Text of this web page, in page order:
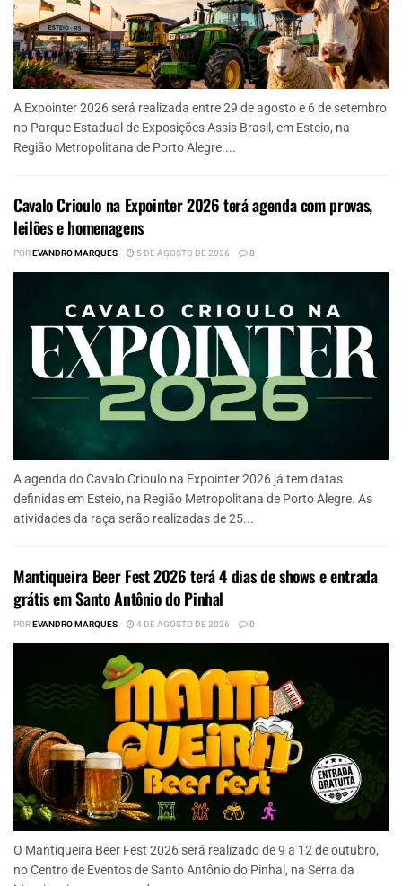
A Expointer 2026 será realizada entre 29 de agosto e 6 de setembro
no Parque Estadual de Exposições Assis Brasil, em Esteio, na
Região Metropolitana de Porto Alegre....
Cavalo Crioulo na Expointer 2026 terá agenda com provas,
leilões e homenagens
POREVANDRO MARQUES 5 DE AGOSTO DE 2026 0
A agenda do Cavalo Crioulo na Expointer 2026 já tem datas
definidas em Esteio, na Região Metropolitana de Porto Alegre. As
atividades da raça serão realizadas de 25...
Mantiqueira Beer Fest 2026 terá 4 dias de shows e entrada
grátis em Santo Antônio do Pinhal
POREVANDRO MARQUES 4 DE AGOSTO DE 2026 0
O Mantiqueira Beer Fest 2026 será realizado de 9 a 12 de outubro,
no Centro de Eventos de Santo Antônio do Pinhal, na Serra da